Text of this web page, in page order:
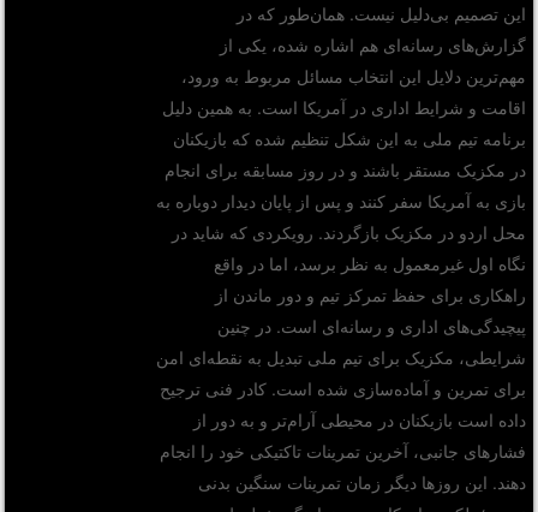
این تصمیم بی‌دلیل نیست. همان‌طور که در
گزارش‌های رسانه‌ای هم اشاره شده، یکی از
مهم‌ترین دلایل این انتخاب مسائل مربوط به ورود،
اقامت و شرایط اداری در آمریکا است. به همین دلیل
برنامه تیم ملی به این شکل تنظیم شده که بازیکنان
در مکزیک مستقر باشند و در روز مسابقه برای انجام
بازی به آمریکا سفر کنند و پس از پایان دیدار دوباره به
محل اردو در مکزیک بازگردند. رویکردی که شاید در
نگاه اول غیرمعمول به نظر برسد، اما در واقع
راهکاری برای حفظ تمرکز تیم و دور ماندن از
پیچیدگی‌های اداری و رسانه‌ای است. در چنین
شرایطی، مکزیک برای تیم ملی تبدیل به نقطه‌ای امن
برای تمرین و آماده‌سازی شده است. کادر فنی ترجیح
داده است بازیکنان در محیطی آرام‌تر و به دور از
فشارهای جانبی، آخرین تمرینات تاکتیکی خود را انجام
دهند. این روزها دیگر زمان تمرینات سنگین بدنی